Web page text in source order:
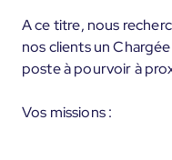
A ce titre, nous
nos clients un
poste à pourvoir à
Vos missions :